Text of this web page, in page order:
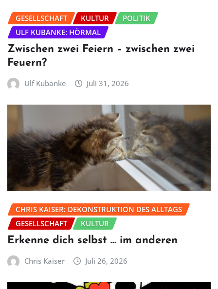
GESELLSCHAFT KULTUR
POLITIK
ULF KUBANKE: HÖRMAL
Zwischen zwei Feiern – zwischen zwei
Feuern?
Ulf Kubanke Juli 31, 2026
CHRIS KAISER: DEKONSTRUKTION DES ALLTAGS
GESELLSCHAFT
KULTUR
Erkenne dich selbst … im anderen
Chris Kaiser Juli 26, 2026